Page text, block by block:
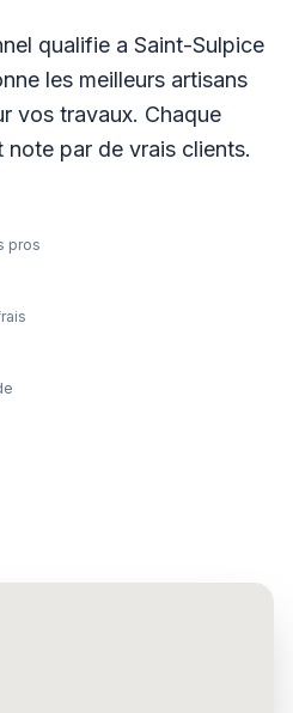
qualifie a Saint-Sulpice
les meilleurs artisans
vos travaux. Chaque
par de vrais clients.
pros